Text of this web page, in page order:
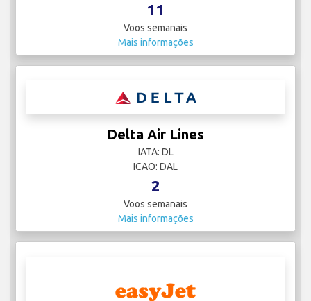
11
Voos semanais
Mais informações
Delta Air Lines
IATA: DL
ICAO: DAL
2
Voos semanais
Mais informações